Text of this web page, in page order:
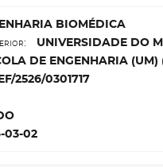
BIOMÉDICA
U NIVERSIDADE DO
DE ENGENHARIA
2526/0301717
03-02